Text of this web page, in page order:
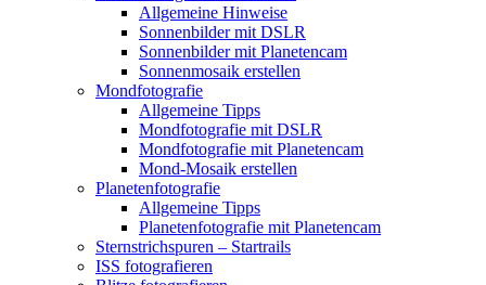
Allgemeine Hinweise
Sonnenbilder mit DSLR
Sonnenbilder mit Planetencam
Sonnenmosaik erstellen
Mondfotografie
Allgemeine Tipps
Mondfotografie mit DSLR
Mondfotografie mit Planetencam
Mond-Mosaik erstellen
Planetenfotografie
Allgemeine Tipps
Planetenfotografie mit Planetencam
Sternstrichspuren – Startrails
ISS fotografieren